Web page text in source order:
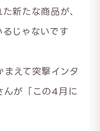
新たな商品が、
るじゃないです
えて突撃インタ
んが「この4月に